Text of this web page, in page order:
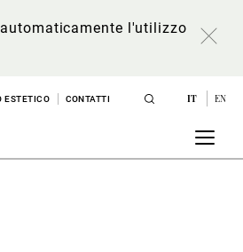
l'utilizzo
ESTETICO CONTATTI IT EN